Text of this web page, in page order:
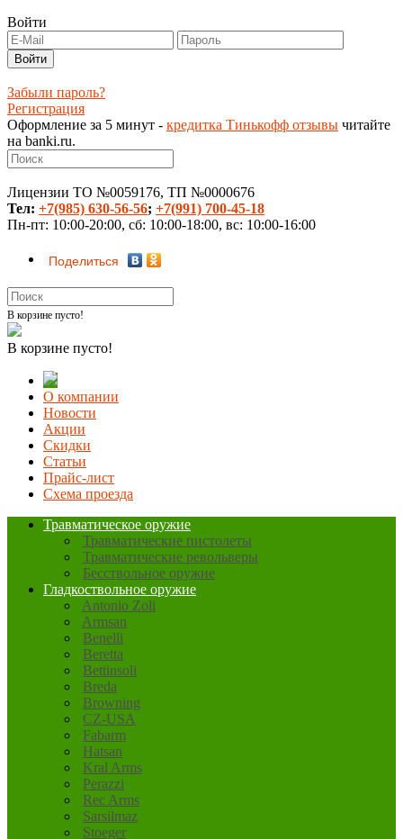
Войти
Забыли пароль?
Регистрация
Оформление за 5 минут - кредитка Тинькофф отзывы читайте
на banki.ru.
Лицензии ТО №0059176, ТП №0000676
Тел: +7(985) 630-56-56; +7(991) 700-45-18
Пн-пт: 10:00-20:00, сб: 10:00-18:00, вс: 10:00-16:00
Поделиться
В корзине пусто!
В корзине пусто!
О компании
Новости
Акции
Скидки
Статьи
Прайс-лист
Схема проезда
Травматическое оружие
Травматические пистолеты
Травматические револьверы
Бесствольное оружие
Гладкоствольное оружие
Antonio Zoli
Armsan
Benelli
Beretta
Bettinsoli
Breda
Browning
CZ-USA
Fabarm
Hatsan
Kral Arms
Perazzi
Rec Arms
Sarsilmaz
Stoeger